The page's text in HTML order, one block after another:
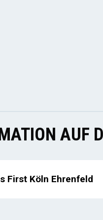
AUF
First Köln Ehrenfeld